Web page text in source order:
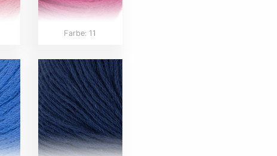
Farbe: 11